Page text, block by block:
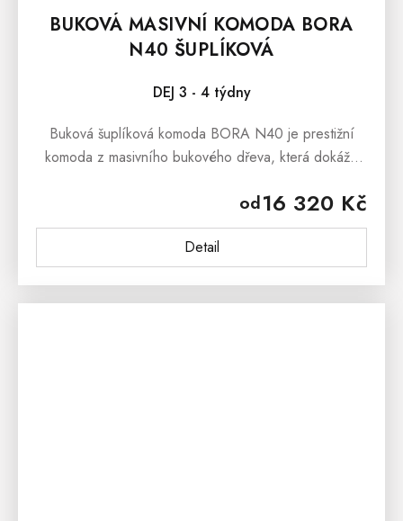
BUKOVÁ MASIVNÍ KOMODA BORA
N40 ŠUPLÍKOVÁ
DEJ 3 - 4 týdny
od16 320 Kč
Detail
Buková šuplíková komoda BORA N40 je prestižní
komoda z masivního bukového dřeva, která dokáže
vzhledem.Buková šuplíková komoda BORA...